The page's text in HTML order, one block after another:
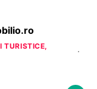
TURISTICE